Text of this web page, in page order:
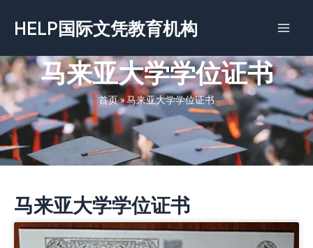
容
HELP国际文凭教育机构
马来亚大学学位证书
首页»马来亚大学学位证书
马来亚大学学位证书